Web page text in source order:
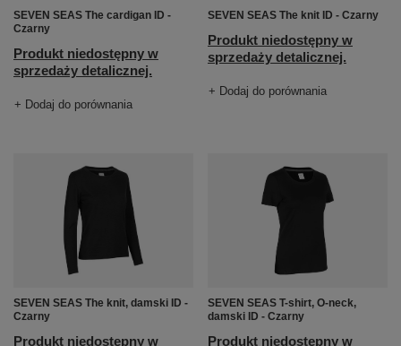
SEVEN SEAS The cardigan ID -
Czarny
Produkt niedostępny w
sprzedaży detalicznej.
+ Dodaj do porównania
SEVEN SEAS The knit ID - Czarny
Produkt niedostępny w
sprzedaży detalicznej.
+ Dodaj do porównania
SEVEN SEAS The knit, damski ID -
Czarny
Produkt niedostępny w
SEVEN SEAS T-shirt, O-neck,
damski ID - Czarny
Produkt niedostępny w